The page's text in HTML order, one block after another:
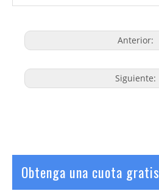
Anterior:
Siguiente:
Obtenga una cuota gratis